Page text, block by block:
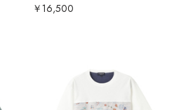
￥16,500